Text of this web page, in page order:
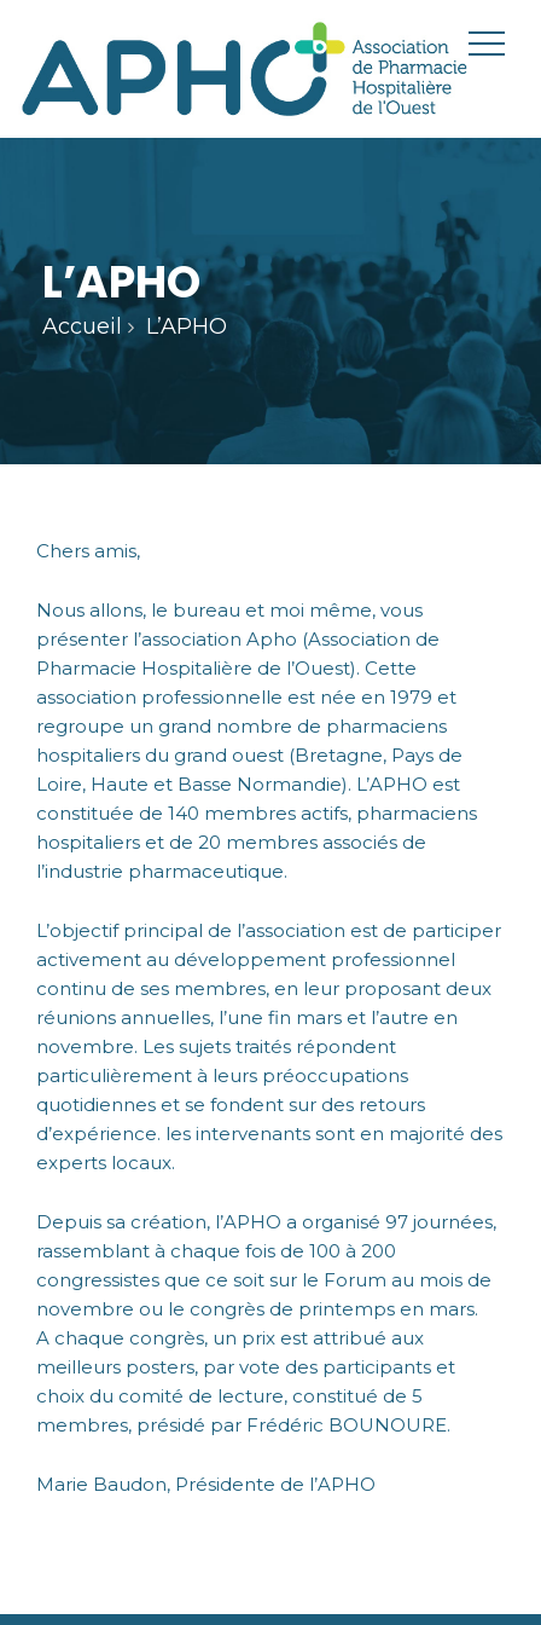
L’APHO
Accueil L’APHO
Chers amis,
Nous allons, le bureau et moi même, vous
présenter l’association Apho (Association de
Pharmacie Hospitalière de l’Ouest). Cette
association professionnelle est née en 1979 et
regroupe un grand nombre de pharmaciens
hospitaliers du grand ouest (Bretagne, Pays de
Loire, Haute et Basse Normandie). L’APHO est
constituée de 140 membres actifs, pharmaciens
hospitaliers et de 20 membres associés de
l’industrie pharmaceutique.
L’objectif principal de l’association est de participer
activement au développement professionnel
continu de ses membres, en leur proposant deux
réunions annuelles, l’une fin mars et l’autre en
novembre. Les sujets traités répondent
particulièrement à leurs préoccupations
quotidiennes et se fondent sur des retours
d’expérience. les intervenants sont en majorité des
experts locaux.
Depuis sa création, l’APHO a organisé 97 journées,
rassemblant à chaque fois de 100 à 200
congressistes que ce soit sur le Forum au mois de
novembre ou le congrès de printemps en mars.
A chaque congrès, un prix est attribué aux
meilleurs posters, par vote des participants et
choix du comité de lecture, constitué de 5
membres, présidé par Frédéric BOUNOURE.
Marie Baudon, Présidente de l’APHO